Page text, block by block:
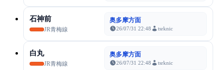
石神前
JR青梅線
奥多摩方面
26/07/31 22:48 tsrknic
白丸
JR青梅線
奥多摩方面
26/07/31 22:48 tsrknic